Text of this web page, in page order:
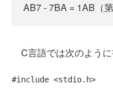
AB7 - 7BA = 1AB（
C言語では次のように
#include <stdio.h>